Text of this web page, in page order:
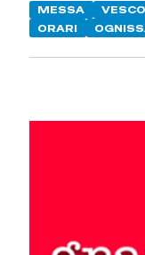
MESSA
ORARI